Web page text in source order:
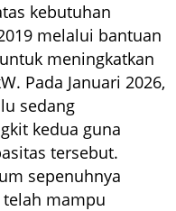
kebutuhan
melalui bantuan
meningkatkan
Pada Januari 2026,
sedang
kedua guna
tersebut.
sepenuhnya
telah mampu